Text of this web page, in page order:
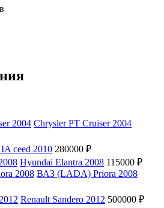
Chrysler PT Cruiser 2004
ceed 2010 280000 ₽
Hyundai Elantra 2008 115000 ₽
ВАЗ (LADA) Priora 2008
Renault Sandero 2012 500000 ₽